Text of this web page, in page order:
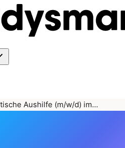
Aushilfe (m/w/d) im…